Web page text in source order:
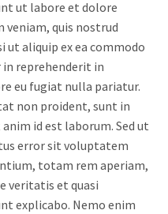
ut labore et dolore
veniam, quis nostrud
aliquip ex ea commodo
in reprehenderit in
eu fugiat nulla pariatur.
non proident, sunt in
id est laborum. Sed ut
error sit voluptatem
totam rem aperiam,
veritatis et quasi
explicabo. Nemo enim